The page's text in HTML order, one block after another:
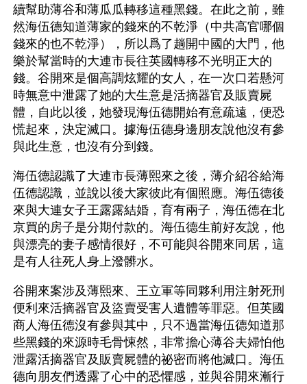
續幫助薄谷和薄瓜瓜轉移這種黑錢。在此之前，雖
然海伍德知道薄家的錢來的不乾淨（中共高官哪個
錢來的也不乾淨），所以爲了趟開中國的大門，他
樂於幫當時的大連市長往英國轉移不光明正大的
錢。谷開來是個高調炫耀的女人，在一次口若懸河
時無意中泄露了她的大生意是活摘器官及販賣屍
體，自此以後，她發現海伍德開始有意疏遠，便恐
慌起來，決定滅口。據海伍德身邊朋友說他沒有參
與此生意，也沒有分到錢。
海伍德認識了大連市長薄熙來之後，薄介紹谷給海
伍德認識，並說以後大家彼此有個照應。海伍德後
來與大連女子王露露結婚，育有兩子，海伍德在北
京買的房子是分期付款的。海伍德生前好友說，他
與漂亮的妻子感情很好，不可能與谷開來同居，這
是有人往死人身上潑髒水。
谷開來案涉及薄熙來、王立軍等同夥利用注射死刑
便利來活摘器官及盜賣受害人遺體等罪惡。但英國
商人海伍德沒有參與其中，只不過當海伍德知道那
些黑錢的來源時毛骨悚然，非常擔心薄谷夫婦怕他
泄露活摘器官及販賣屍體的祕密而將他滅口。海伍
德向朋友們透露了心中的恐懼感，並與谷開來漸行